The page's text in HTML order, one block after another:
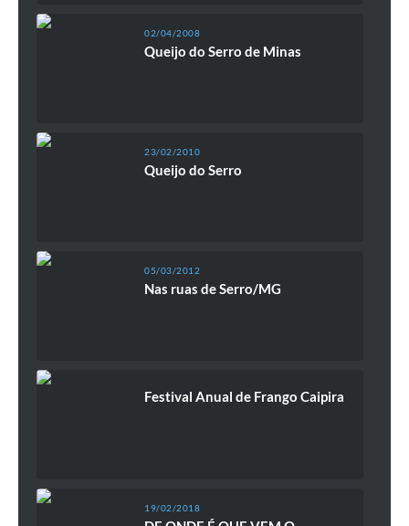
02/04/2008
Queijo do Serro de Minas
23/02/2010
Queijo do Serro
05/03/2012
Nas ruas de Serro/MG
Festival Anual de Frango Caipira
19/02/2018